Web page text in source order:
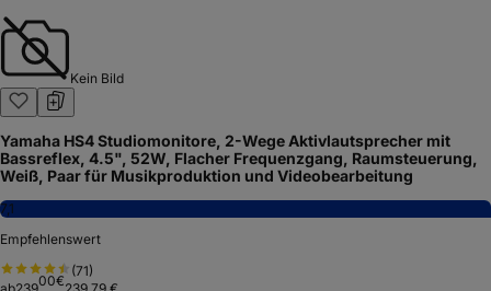
Kein Bild
Yamaha HS4 Studiomonitore, 2-Wege Aktivlautsprecher mit
Bassreflex, 4.5", 52W, Flacher Frequenzgang, Raumsteuerung,
Weiß, Paar für Musikproduktion und Videobearbeitung
7,1
Empfehlenswert
(71)
00€